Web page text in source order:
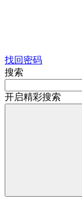
找回密码
搜索
开启精彩搜索